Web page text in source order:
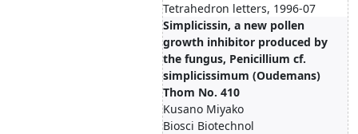
Tetrahedron letters, 1996-07
Simplicissin, a new pollen
growth inhibitor produced by
the fungus, Penicillium cf.
simplicissimum (Oudemans)
Thom No. 410
Kusano Miyako
Biosci Biotechnol